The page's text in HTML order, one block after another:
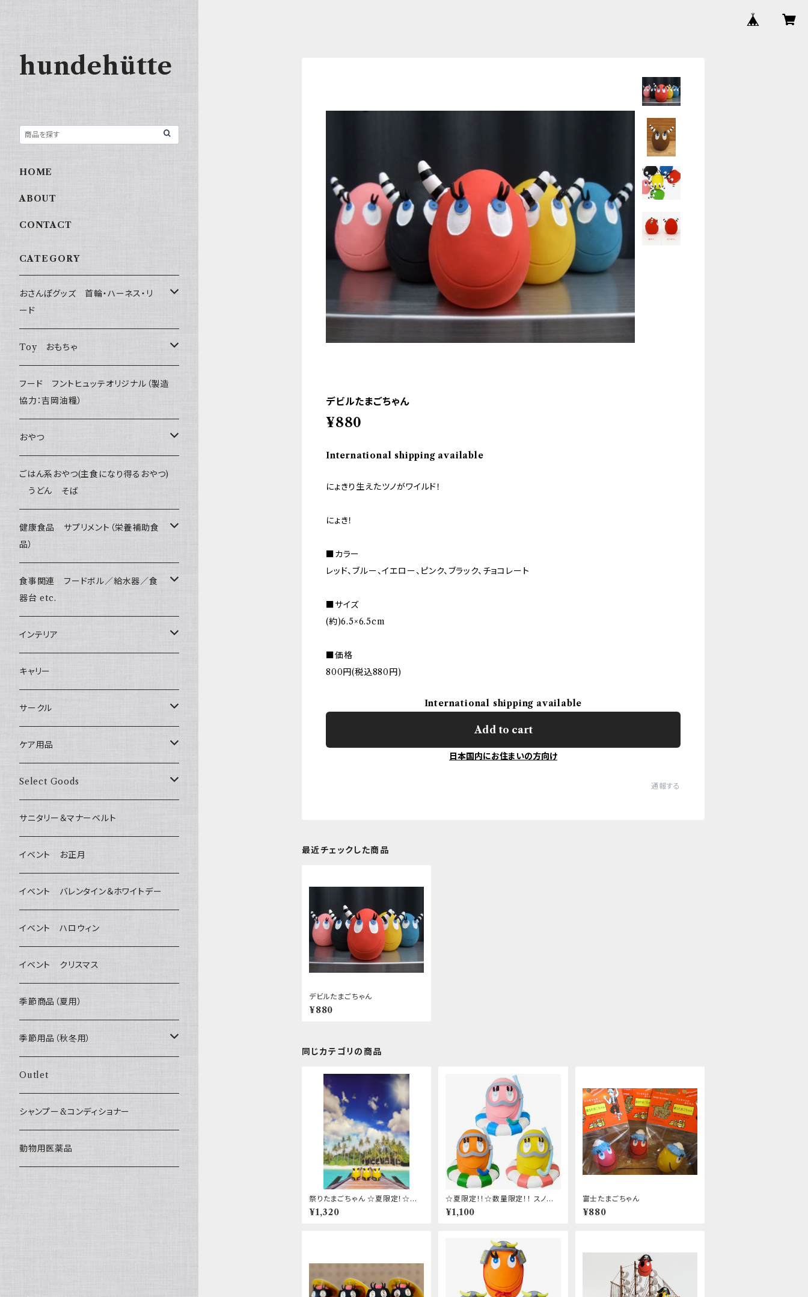
デビルたまごちゃん
¥880
International shipping available
にょきり生えたツノがワイルド！
にょき！
■カラー
レッド、ブルー、イエロー、ピンク、ブラック、チョコレート
■サイズ
(約)6.5×6.5cm
■価格
800円(税込880円)
International shipping available
Add to cart
日本国内にお住まいの方向け
通報する
最近チェックした商品
デビルたまごちゃん
¥880
同じカテゴリの商品
祭りたまごちゃん ☆夏限定！☆日
本限定！☆数量限定！
¥1,320
☆夏限定！！☆数量限定！！ スノー
ケルたまごちゃん
¥1,100
富士たまごちゃん
¥880
hundehütte
HOME
ABOUT
CONTACT
CATEGORY
おさんぽグッズ 首輪・ハーネス・リ
ード
フントヒュッテオリジナル Gold
Sサイズ(テープ幅1.5cm) _ 首輪&リードセッ
ト
Sサイズ(テープ幅1.5cm) _ 首輪
Sサイズ(テープ幅1.5cm) _ リード
XSサイズ(テープ幅1.0cm) _ 首輪&リードセ
ット
XSサイズ(テープ幅1.0cm) _ ハーネス&リー
XSサイズ(テープ幅1.0cm) _ ハーネス
XSサイズ(テープ幅1.0cm) _ リード
Mサイズ(テープ幅2.0cm) _ 首輪&リードセ
フントヒュッテオリジナル Silver
(販売終了)
Collar & Leash - XS（超小型犬・幼犬用）
Harness & Leash - XS（超小型犬･幼犬
フントヒュッテオリジナル Woven
Harness & Leash - XS
Harness & Leash Set - S
セレクト
幼犬・超小型犬用 _ 幅1.0cm
小型犬用 _ 幅1.5cm
中型犬用 _ 幅2.0cm
flexi フレキシリード(伸縮リード)
ライト
etc.
Toy おもちゃ
たまごちゃん
BESTEVER / ベストエバー
iDog&iCat
ぬいぐるみ
ラテックスTOY
PomPreece / ポンポリース
デンタル
etc.
BITE ME
フード フントヒュッテオリジナル（製造
協力：吉岡油糧）
おやつ
Bon・rupa(ボンルパ)
京
Bonpuchi
職人の味
ジャーキー
和菓子
愛犬の健康おやつ
POCHETINO
etc.
季節限定 お正月
季節限定 バレンタイン&ホワイトデー
季節限定 夏
季節限定 ハロウィン
季節限定 クリスマス
Wonderful Kitchen / (旧)P-ball
MEAT
FISH
グルテンフリー！ _ DOG TREE
ヒマラヤチーズ！ _ loasis
わんのはな
エリール
O.C.Farm
ごはん系おやつ(主食になり得るおやつ)
うどん そば
健康食品 サプリメント（栄養補助食
品）
涙やけ対策
健康維持
食糞防止
食事関連 フードボル／給水器／食
器台 etc.
フードボウル
給水器
食器台
インテリア
カドラー／ベッド
トイレ
キャリー
サークル
サークル
サークルカバー
ケア用品
ブラシ類
デンタルケア
除菌・抗菌・消臭
耳
静電気防止スプレー
Select Goods
Bichon Frise
サニタリー＆マナーベルト
イベント お正月
イベント バレンタイン＆ホワイトデー
イベント ハロウィン
イベント クリスマス
季節商品（夏用）
季節用品（秋冬用）
ヒーター
Outlet
シャンプー&コンディショナー
動物用医薬品